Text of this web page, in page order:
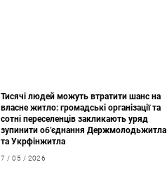
Тисячі людей можуть втратити шанс на
власне житло: громадські організації та
сотні переселенців закликають уряд
зупинити об’єднання Держмолодьжитла
та Укрфінжитла
7 / 05 / 2026